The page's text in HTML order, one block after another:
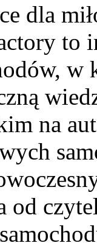
dla
to
w
na
od